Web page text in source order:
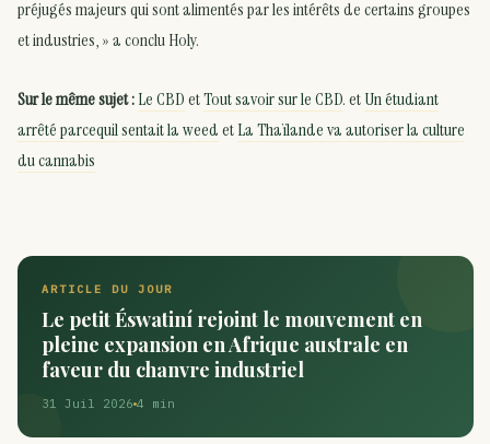
préjugés majeurs qui sont alimentés par les intérêts de certains groupes
et industries, » a conclu Holy.
Sur le même sujet :Le CBDetTout savoir sur le CBD. etUn étudiant
arrêté parcequil sentait la weedetLa Thaïlande va autoriser la culture
du cannabis
ARTICLE DU JOUR
Le petit Éswatiní rejoint le mouvement en
pleine expansion en Afrique australe en
faveur du chanvre industriel
31 Juil 2026 4 min